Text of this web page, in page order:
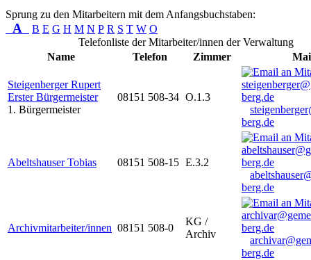
Sprung zu den Mitarbeitern mit dem Anfangsbuchstaben:
A B E G H M N P R S T W O
Telefonliste der Mitarbeiter/innen der Verwaltung
Name
Telefon Zimmer
Steigenberger Rupert
Erster Bürgermeister
1. Bürgermeister
08151 508-34 O.1.3
berg.de
Abeltshauser Tobias 08151 508-15 E.3.2
berg.de
Archivmitarbeiter/innen 08151 508-0
KG /
Archiv
berg.de